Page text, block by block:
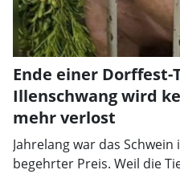
Ende einer
Illenschwang wird
mehr verlost
Jahrelang war das
begehrter Preis. Weil die